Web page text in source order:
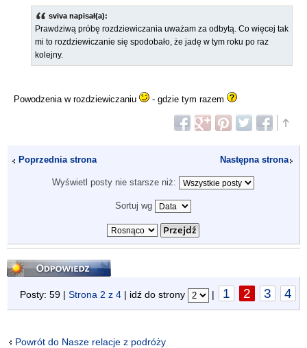
sviva napisał(a):
Prawdziwą próbę rozdziewiczania uważam za odbytą. Co więcej tak
mi to rozdziewiczanie się spodobało, że jadę w tym roku po raz
kolejny.
Powodzenia w rozdziewiczaniu - gdzie tym razem
Poprzednia strona Następna strona
Wyświetl posty nie starsze niż:
Sortuj wg
Odpowiedz
Posty: 59 | Strona 2 z 4 | idź do strony | 1 2 3 4
Powrót do Nasze relacje z podróży